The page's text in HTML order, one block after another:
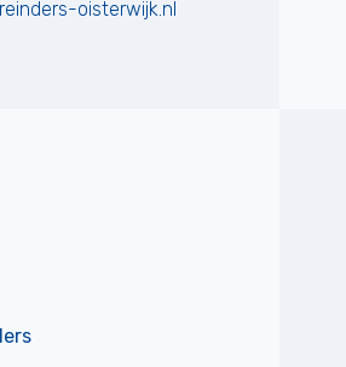
oisterwijk.nl